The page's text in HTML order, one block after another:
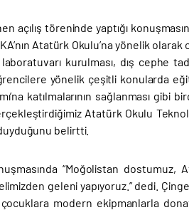
açılış töreninde yaptığı
Atatürk Okulu’na yönelik
kurulması, dış cephe
yönelik çeşitli konularda
katılmalarının sağlanması gibi
Atatürk Okulu Teknoloji
belirtti.
“Moğolistan dostumuz,
geleni yapıyoruz.” dedi.
modern ekipmanlarla